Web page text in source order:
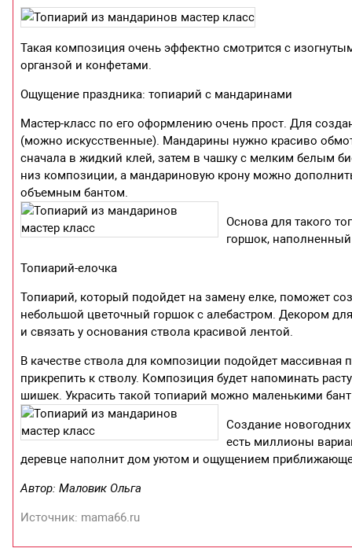
Такая композиция очень эффектно смотрится с
органзой и конфетами.
Ощущение праздника: топиарий с мандаринами
Мастер-класс по его оформлению очень прост. Для
(можно искусственные). Мандарины нужно красиво
сначала в жидкий клей, затем в чашку с мелким белым
низ композиции, а мандариновую крону можно
объемным бантом.
Основа для такого
горшок,
Топиарий-елочка
Топиарий, который подойдет на замену елке, поможет
небольшой цветочный горшок с алебастром. Декором
и связать у основания ствола красивой лентой.
В качестве ствола для композиции подойдет
прикрепить к стволу. Композиция будет напоминать
шишек. Украсить такой топиарий можно маленькими
Создание
есть миллионы
деревце наполнит дом уютом и ощущением
Автор: Маловик Ольга
Источник: mama66.ru